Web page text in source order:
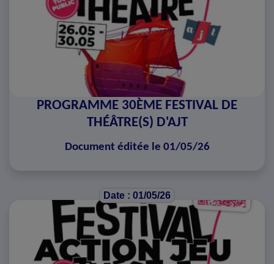
PROGRAMME 30ÈME FESTIVAL DE
THÉÂTRE(S) D'AJT
Document éditée le 01/05/26
Date : 01/05/26